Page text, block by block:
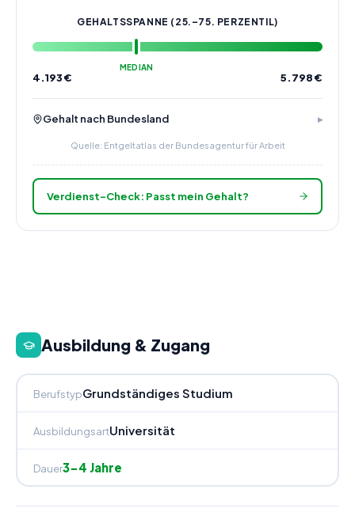
GEHALTSSPANNE (25.–75. PERZENTIL)
MEDIAN
4.193€ 5.798€
Gehalt nach Bundesland
Quelle: Entgeltatlas der Bundesagentur für Arbeit
Verdienst-Check: Passt mein Gehalt?
Ausbildung & Zugang
BerufstypGrundständiges Studium
AusbildungsartUniversität
Dauer3-4 Jahre